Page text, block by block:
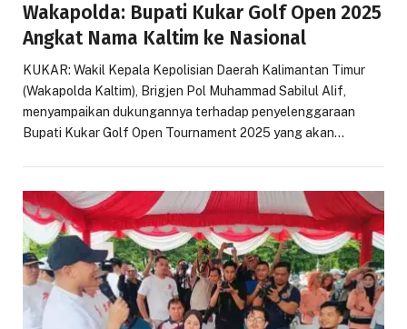
Wakapolda: Bupati Kukar Golf Open 2025
Angkat Nama Kaltim ke Nasional
KUKAR: Wakil Kepala Kepolisian Daerah Kalimantan Timur
(Wakapolda Kaltim), Brigjen Pol Muhammad Sabilul Alif,
menyampaikan dukungannya terhadap penyelenggaraan
Bupati Kukar Golf Open Tournament 2025 yang akan…